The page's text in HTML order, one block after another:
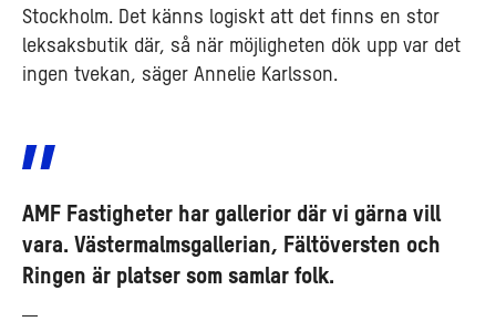
Stockholm. Det känns logiskt att det finns en stor
leksaksbutik där, så när möjligheten dök upp var det
ingen tvekan, säger Annelie Karlsson.
AMF Fastigheter har gallerior där vi gärna vill
vara. Västermalmsgallerian, Fältöversten och
Ringen är platser som samlar folk.